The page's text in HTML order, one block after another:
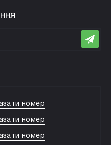
номер
номер
номер